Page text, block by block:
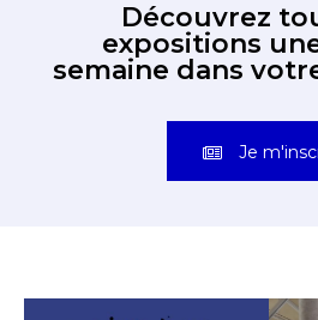
Découvrez
expositions
semaine dans
Je